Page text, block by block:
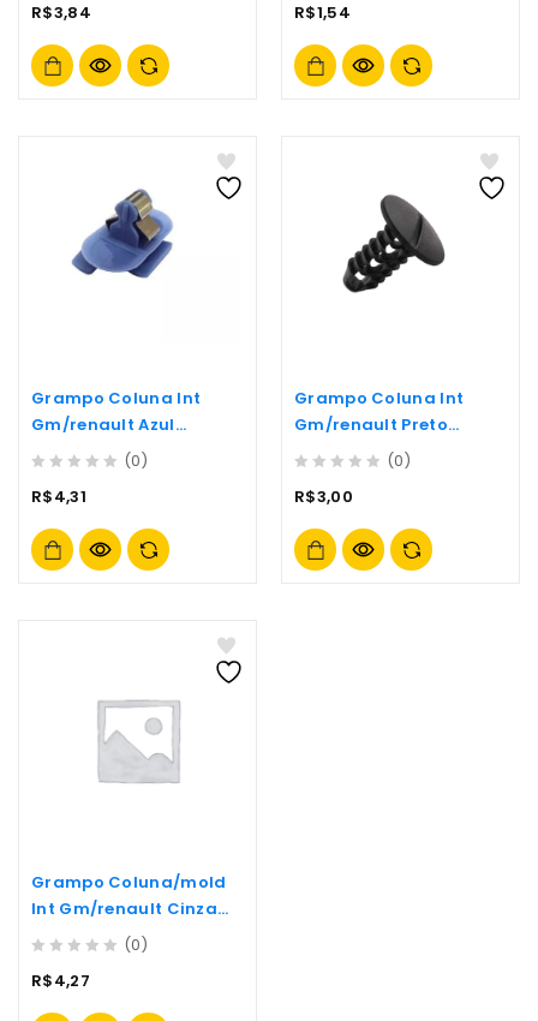
out
5
R$3,84
out
5
R$1,54
Grampo Coluna Int
Gm/renault Azul
C/metal- (p277)
out
5
(0)
R$4,31
Grampo Coluna Int
Gm/renault Preto
C/metal- (p278)
out
5
(0)
R$3,00
Grampo Coluna/mold
Int Gm/renault Cinza
C/metal- (p2
out
(0)
R$4,27